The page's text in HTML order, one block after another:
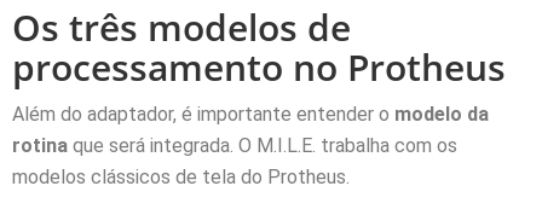
Os três modelos de
processamento no Protheus
Além do adaptador, é importante entender o modelo da
rotina que será integrada. O M.I.L.E. trabalha com os
modelos clássicos de tela do Protheus.